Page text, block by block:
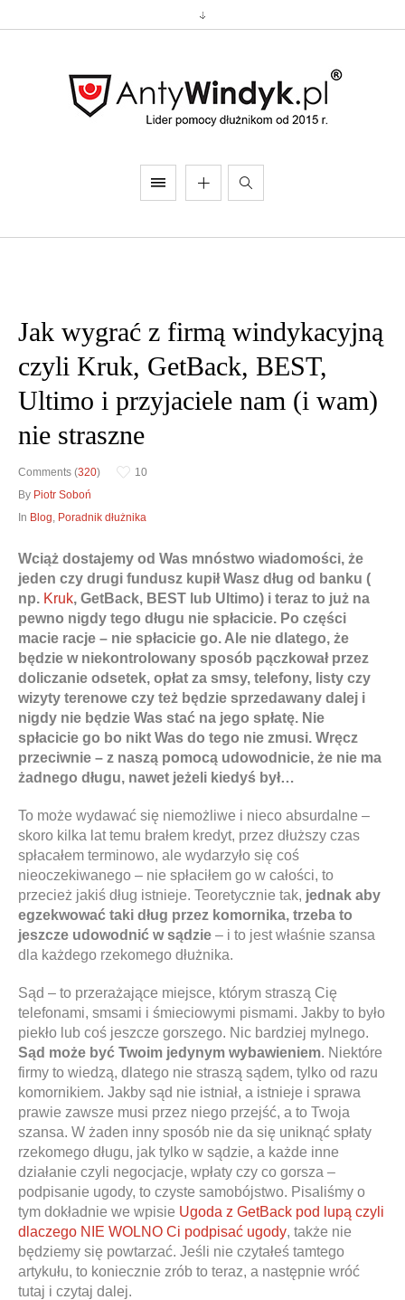
Obrona w sądzie
Reprezentacja procesowa
Jak wygrać z firmą windykacyjną
czyli Kruk, GetBack, BEST,
Ultimo i przyjaciele nam (i wam)
nie straszne
Comments (320)
10
By Piotr Soboń
In Blog, Poradnik dłużnika
Wciąż dostajemy od Was mnóstwo wiadomości, że
jeden czy drugi fundusz kupił Wasz dług od banku (
np. Kruk, GetBack, BEST lub Ultimo) i teraz to już na
pewno nigdy tego długu nie spłacicie. Po części
macie racje – nie spłacicie go. Ale nie dlatego, że
będzie w niekontrolowany sposób pączkował przez
doliczanie odsetek, opłat za smsy, telefony, listy czy
wizyty terenowe czy też będzie sprzedawany dalej i
nigdy nie będzie Was stać na jego spłatę. Nie
spłacicie go bo nikt Was do tego nie zmusi. Wręcz
przeciwnie – z naszą pomocą udowodnicie, że nie ma
żadnego długu, nawet jeżeli kiedyś był…
To może wydawać się niemożliwe i nieco absurdalne –
skoro kilka lat temu brałem kredyt, przez dłuższy czas
spłacałem terminowo, ale wydarzyło się coś
nieoczekiwanego – nie spłaciłem go w całości, to
przecież jakiś dług istnieje. Teoretycznie tak, jednak aby
egzekwować taki dług przez komornika, trzeba to
jeszcze udowodnić w sądzie – i to jest właśnie szansa
dla każdego rzekomego dłużnika.
Sąd – to przerażające miejsce, którym straszą Cię
telefonami, smsami i śmieciowymi pismami. Jakby to było
piekło lub coś jeszcze gorszego. Nic bardziej mylnego.
Sąd może być Twoim jedynym wybawieniem. Niektóre
firmy to wiedzą, dlatego nie straszą sądem, tylko od razu
komornikiem. Jakby sąd nie istniał, a istnieje i sprawa
prawie zawsze musi przez niego przejść, a to Twoja
szansa. W żaden inny sposób nie da się uniknąć spłaty
rzekomego długu, jak tylko w sądzie, a każde inne
działanie czyli negocjacje, wpłaty czy co gorsza –
podpisanie ugody, to czyste samobójstwo. Pisaliśmy o
tym dokładnie we wpisie Ugoda z GetBack pod lupą czyli
dlaczego NIE WOLNO Ci podpisać ugody, także nie
będziemy się powtarzać. Jeśli nie czytałeś tamtego
artykułu, to koniecznie zrób to teraz, a następnie wróć
tutaj i czytaj dalej.